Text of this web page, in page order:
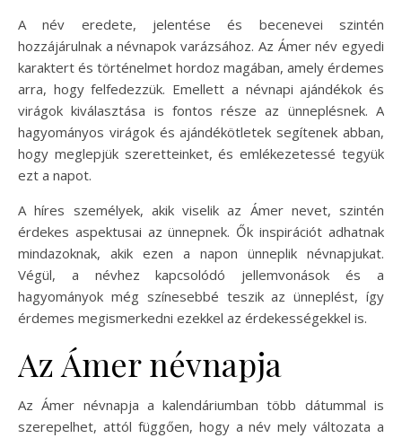
A név eredete, jelentése és becenevei szintén
hozzájárulnak a névnapok varázsához. Az Ámer név egyedi
karaktert és történelmet hordoz magában, amely érdemes
arra, hogy felfedezzük. Emellett a névnapi ajándékok és
virágok kiválasztása is fontos része az ünneplésnek. A
hagyományos virágok és ajándékötletek segítenek abban,
hogy meglepjük szeretteinket, és emlékezetessé tegyük
ezt a napot.
A híres személyek, akik viselik az Ámer nevet, szintén
érdekes aspektusai az ünnepnek. Ők inspirációt adhatnak
mindazoknak, akik ezen a napon ünneplik névnapjukat.
Végül, a névhez kapcsolódó jellemvonások és a
hagyományok még színesebbé teszik az ünneplést, így
érdemes megismerkedni ezekkel az érdekességekkel is.
Az Ámer névnapja
Az Ámer névnapja a kalendáriumban több dátummal is
szerepelhet, attól függően, hogy a név mely változata a